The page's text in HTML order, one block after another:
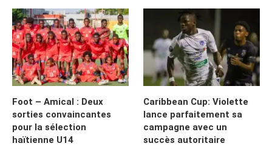
Foot – Amical : Deux
sorties convaincantes
pour la sélection
haïtienne U14
Caribbean Cup: Violette
lance parfaitement sa
campagne avec un
succès autoritaire